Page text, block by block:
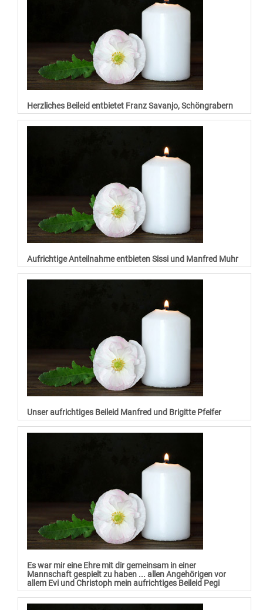
Herzliches Beileid entbietet Franz Savanjo, Schöngrabern
Aufrichtige Anteilnahme entbieten Sissi und Manfred Muhr
Unser aufrichtiges Beileid Manfred und Brigitte Pfeifer
Es war mir eine Ehre mit dir gemeinsam in einer
Mannschaft gespielt zu haben ... allen Angehörigen vor
allem Evi und Christoph mein aufrichtiges Beileid Pegi